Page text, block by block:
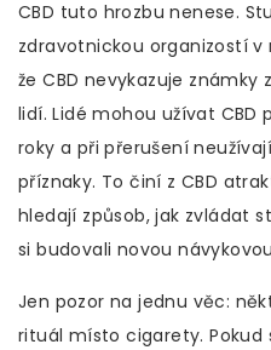
CBD tuto hrozbu nenese.
zdravotnickou organizostí v
že CBD nevykazuje známky
lidí. Lidé mohou užívat
roky a při přerušení
příznaky. To činí z CBD
hledají způsob, jak zvládat
si budovali novou
Jen pozor na jednu věc:
rituál místo cigarety. Pokud